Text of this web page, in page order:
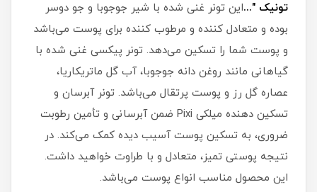
تونیک "...این تونر غنی شده با شیر جوجوبا و جو دوسر
بوده و متعادل کننده و مرطوب کننده برای پوست می‌باشد
و پوست شما را تسکین می‌دهد. تونر پیکسی غنی شده با
گیاهانی مانند روغن دانه جوجوبا، آب گل ماتریکاریا،
عصاره گل رز و پوست پرتقال می‌باشد. تونر آبرسان و
تسکین دهنده میلکی Pixi ضمن آبرسانی و تأمین رطوبت
ضروری، به تسکین پوست آسیب دیده کمک می‌کند. در
نتیجه پوستی تمیز، متعادل و با طراوت خواهید داشت.
این محصول مناسب انواع پوست می‌باشد.